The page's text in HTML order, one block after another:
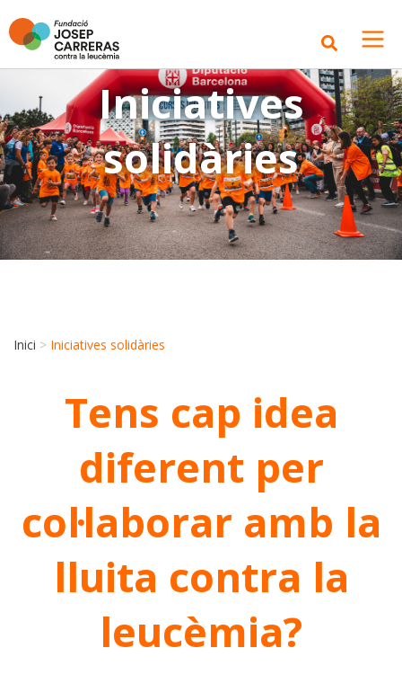
Iniciatives
solidàries
Inici > Iniciatives solidàries
Tens cap idea
diferent per
col·laborar amb la
lluita contra la
leucèmia?